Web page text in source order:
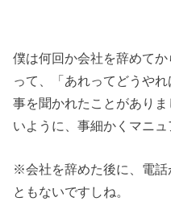
僕は何回か会社を辞めて
って、「あれってどうや
事を聞かれたことがあり
いように、事細かくマニュ
※会社を辞めた後に、電話
ともないですしね。